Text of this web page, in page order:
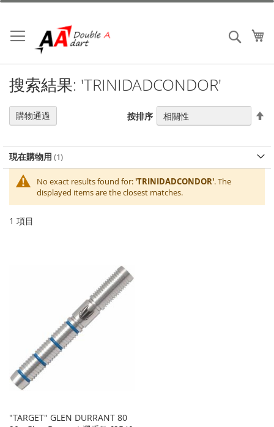
跳
內
容
搜索
搜索結果: 'TRINIDADCONDOR'
No exact results found for:'TRINIDADCONDOR'. The
displayed items are the closest matches.
1 項目
按排序
"TARGET" GLEN DURRANT 80
購物通過
現在購物用